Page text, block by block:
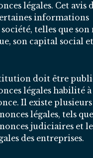
légales. Cet avis
informations
telles que son
son capital social et
doit être
légales habilité
Il existe
légales, tels
judiciaires et
des entreprises.